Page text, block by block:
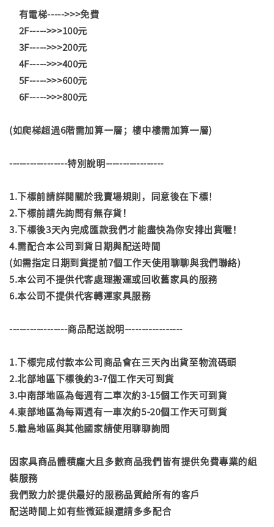
有電梯----->>>免費
2F----->>>100元
3F----->>>200元
4F----->>>400元
5F----->>>600元
6F----->>>800元
(如爬梯超過6階需加算一層；樓中樓需加算一層)
-----------------特別說明-----------------
1.下標前請詳閱關於我賣場規則，同意後在下標！
2.下標前請先詢問有無存貨！
3.下標後3天內完成匯款我們才能盡快為你安排出貨喔！
4.需配合本公司到貨日期與配送時間
(如需指定日期到貨提前7個工作天使用聊聊與我們聯絡)
5.本公司不提供代客處理搬運或回收舊家具的服務
6.本公司不提供代客轉運家具服務
-----------------商品配送說明-----------------
1.下標完成付款本公司商品會在三天內出貨至物流碼頭
2.北部地區下標後約3-7個工作天可到貨
3.中南部地區為每週有二車次約3-15個工作天可到貨
4.東部地區為每兩週有一車次約5-20個工作天可到貨
5.離島地區與其他國家請使用聊聊詢問
因家具商品體積龐大且多數商品我們皆有提供免費專業的組
裝服務
我們致力於提供最好的服務品質給所有的客戶
配送時間上如有些微延誤還請多多配合